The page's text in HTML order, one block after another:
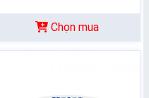
Chọn mua